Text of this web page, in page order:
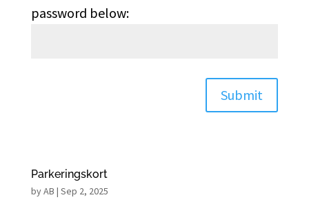
password below:
Submit
Parkeringskort
byAB | Sep 2, 2025